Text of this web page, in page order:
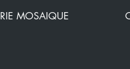
MOSAIQUE